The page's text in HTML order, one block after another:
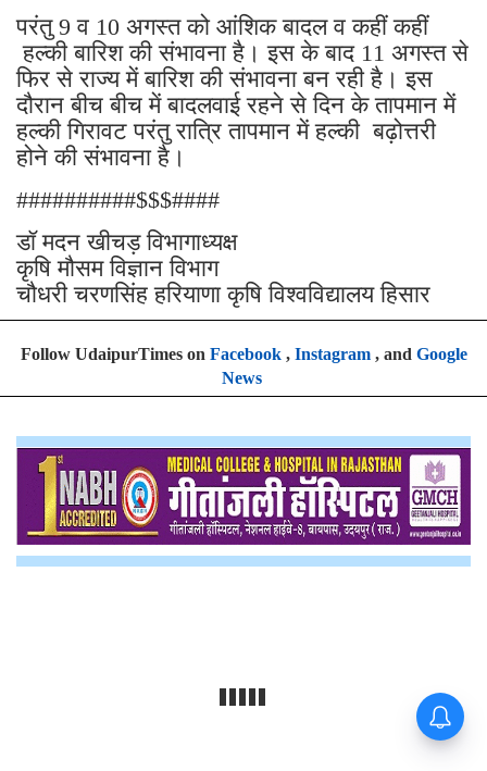
परंतु 9 व 10 अगस्त को आंशिक बादल व कहीं कहीं
हल्की बारिश की संभावना है। इस के बाद 11 अगस्त से
फिर से राज्य में बारिश की संभावना बन रही है। इस
दौरान बीच बीच में बादलवाई रहने से दिन के तापमान में
हल्की गिरावट परंतु रात्रि तापमान में हल्की बढ़ोत्तरी
होने की संभावना है।
##########$$$####
डॉ मदन खीचड़ विभागाध्यक्ष
कृषि मौसम विज्ञान विभाग
चौधरी चरणसिंह हरियाणा कृषि विश्वविद्यालय हिसार
Follow UdaipurTimes on Facebook, Instagram, and Google
News